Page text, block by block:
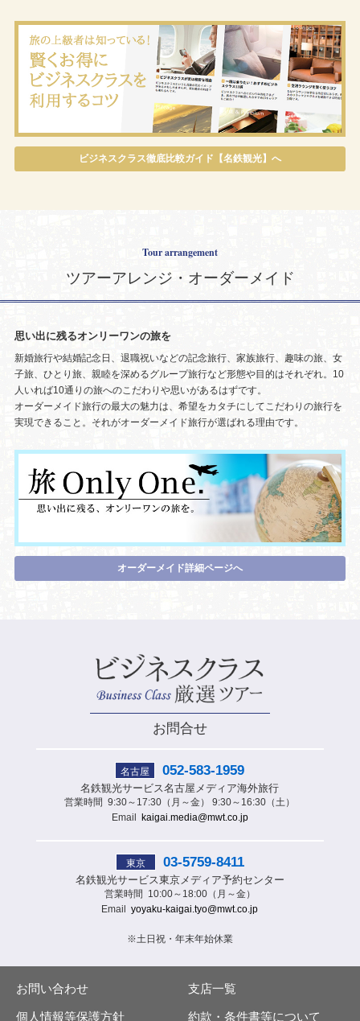
ビジネスクラス徹底比較ガイド【名鉄観光】へ
Tour arrangement
ツアーアレンジ・オーダーメイド
思い出に残るオンリーワンの旅を
新婚旅行や結婚記念日、退職祝いなどの記念旅行、家族旅行、趣味の旅、女
子旅、ひとり旅、親睦を深めるグループ旅行など形態や目的はそれぞれ。10
人いれば10通りの旅へのこだわりや思いがあるはずです。
オーダーメイド旅行の最大の魅力は、希望をカタチにしてこだわりの旅行を
実現できること。それがオーダーメイド旅行が選ばれる理由です。
オーダーメイド詳細ページへ
お問合せ
名古屋 052-583-1959
名鉄観光サービス名古屋メディア海外旅行
営業時間
9:30～17:30（月～金） 9:30～16:30（土）
Email
kaigai.media@mwt.co.jp
東京 03-5759-8411
名鉄観光サービス東京メディア予約センター
営業時間
10:00～18:00（月～金）
Email
yoyaku-kaigai.tyo@mwt.co.jp
※土日祝・年末年始休業
お問い合わせ 支店一覧
個人情報等保護方針 約款・条件書等について